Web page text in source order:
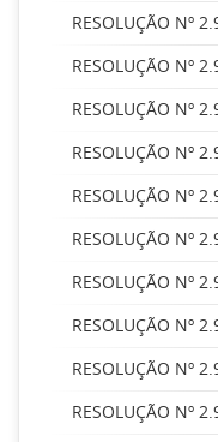
RESOLUÇÃO Nº
RESOLUÇÃO Nº
RESOLUÇÃO Nº
RESOLUÇÃO Nº
RESOLUÇÃO Nº
RESOLUÇÃO Nº
RESOLUÇÃO Nº
RESOLUÇÃO Nº
RESOLUÇÃO Nº
RESOLUÇÃO Nº